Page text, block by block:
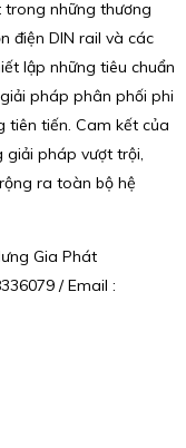
trong những thương
điện DIN rail và các
lập những tiêu chuẩn
pháp phân phối phi
tiên tiến. Cam kết của
giải pháp vượt trội,
ra toàn bộ hệ
Gia Phát
/ Email :